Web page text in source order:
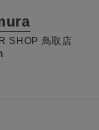
SHOP 鳥取店